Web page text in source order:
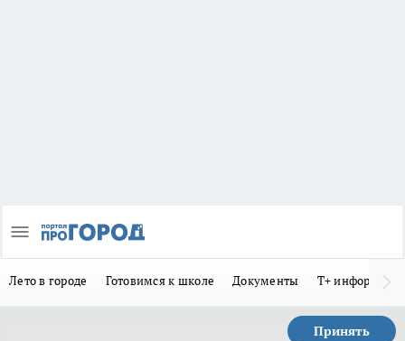
Лето в городе Готовимся к школе Документы Т+
Принять